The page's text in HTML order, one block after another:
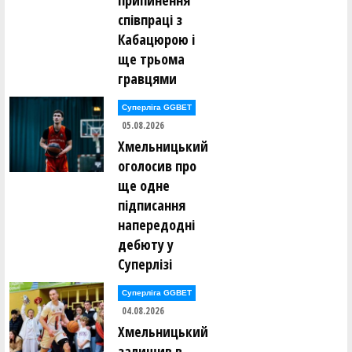
Вадим Ковальов ()
Ярослав Кожушко ()
Артем Козак ()
Сергій Козанчук ()
Євген Козачок ()
Олександр Коломієць ()
Андрій Кондратенко ()
Андрій Коростильов ()
Катерина Коротюк ()
Костянтин Котов ()
Максим Кравець ()
Олексій Кравченко ()
Юрій Кривун ()
Андрій Кротько ()
Олександр Кубашевський ()
Данило Кузьменко ()
Ія Кулік ()
співпраці з
Кабацюрою і
ще трьома
гравцями
Суперліга GGBET
05.08.2026
Хмельницький
оголосив про
ще одне
підписання
напередодні
дебюту у
Суперлізі
Суперліга GGBET
04.08.2026
Хмельницький